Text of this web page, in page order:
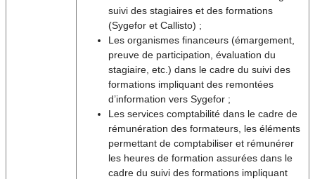
suivi des stagiaires et des formations
(Sygefor et Callisto) ;
Les organismes financeurs (émargement,
preuve de participation, évaluation du
stagiaire, etc.) dans le cadre du suivi des
formations impliquant des remontées
d’information vers Sygefor ;
Les services comptabilité dans le cadre de
rémunération des formateurs, les éléments
permettant de comptabiliser et rémunérer
les heures de formation assurées dans le
cadre du suivi des formations impliquant